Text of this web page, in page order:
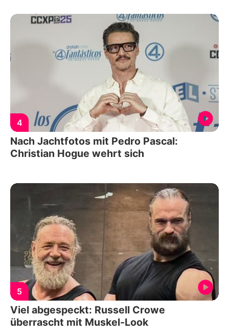
4
Nach Jachtfotos mit Pedro Pascal:
Christian Hogue wehrt sich
5
Viel abgespeckt: Russell Crowe
überrascht mit Muskel-Look